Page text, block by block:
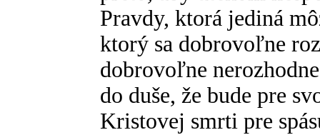
Pravdy, ktorá jediná
ktorý sa dobrovoľne
dobrovoľne
do duše, že bude pre
Kristovej smrti pre